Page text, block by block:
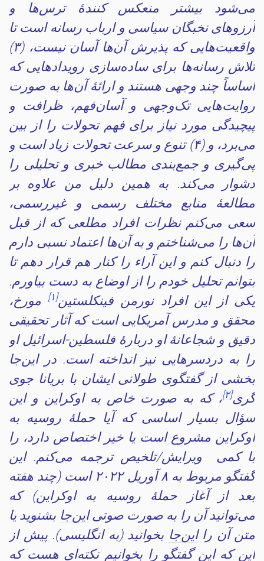
می‌شود بیشتر منعکس کنندهٔ ترس‌ها و
آرزوهای نخبگان سیاسی و ارباب رسانه است تا
واقعیت‌هایی که پذیرش آن‌ها آسان نیست، (۳)
تلاش رسانه‌ها برای ساده‌سازی رویدادهایی که
اساساً چند وجهی هستند و ارائهٔ آن‌ها به صورت
روایت‌هایی تک‌وجهی و آسان‌فهم، ظرافت و
پیچیدگی مورد نیاز برای فهم تحولات را از بین
می‌برد، و (۴) تنوع و سرعت تحولات زیاد است و
پی‌گیری و جمع‌بندی مطالب خبری و تحلیلی را
دشوار می‌کند. به همین دلیل من علاوه بر
مطالعهٔ منابع مختلف رسمی و غیررسمی،
سعی می‌کنم نظرات افراد مطلعی که از قبل
آن‌ها را می‌شناختم و به آن‌ها اعتماد نسبی دارم
را دنبال کنم و این آراء را کنار هم قرار دهم تا
بتوانم تحلیل خودم را از اوضاع به دست بیاورم.
یکی از این افراد نورمن فینکلستین[۱]مورخ،
محقق و مدرس آمریکایی است که آثار تحقیقی
دقیق و شجاعانهٔ او دربارهٔ فلسطین-اسرائیل او
را به دردسرهایی نیز انداخته است. در این‌جا
بخشی از گفتگوی طولانی ایشان با بریانا جوی
‌گری[۲]، که به صورت خاص به اوکراین و این
سؤال بسیار اساسی که آیا حملهٔ روسیه به
اوکراین مشروع است یا خیر اختصاص دارد، را
با کمی ویرایش/تلخیص ترجمه می‌کنم. این
گفتگو مربوط به ۸ آوریل ۲۰۲۲ است (چند هفته
بعد از آغاز حملهٔ روسیه به اوکراین) که
می‌توانید آن را به صورت صوتیاین‌جا بشنوید یا
متن آن رااین‌جا بخوانید (به انگلیسی). پیش از
این که این گفتگو را بخوانیم نکته‌ای هست که